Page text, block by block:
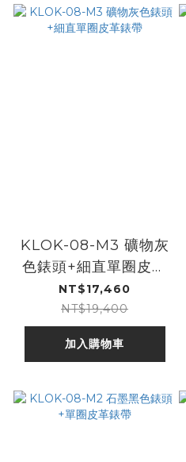
KLOK-08-M3 礦物灰
色錶頭+細直單圈皮革
錶帶
NT$17,460
NT$19,400
加入購物車